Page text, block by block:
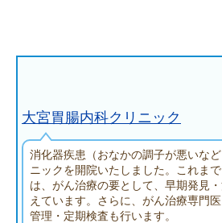
大宮胃腸内科クリニック
消化器疾患（おなかの調子が悪いな
ニックを開院いたしました。これま
は、がん治療の要として、早期発見
えています。さらに、がん治療専門
管理・定期検査も行います。